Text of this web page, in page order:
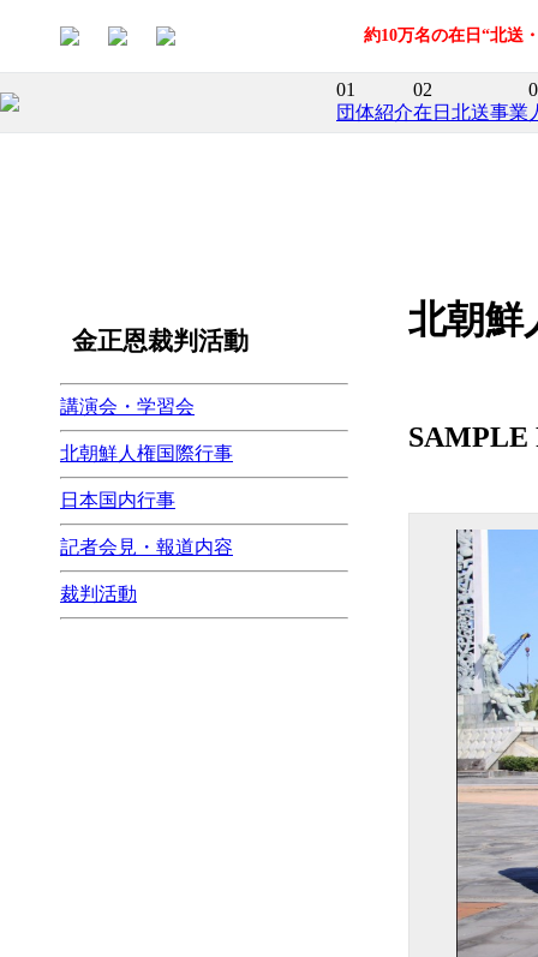
約10万名の在日“北送
01
団体紹介
02
在日北送事業
金正恩裁判活動
講演会・学習会
北朝鮮人権国際行事
日本国内行事
記者会見・報道内容
裁判活動
北朝鮮
SAMPLE